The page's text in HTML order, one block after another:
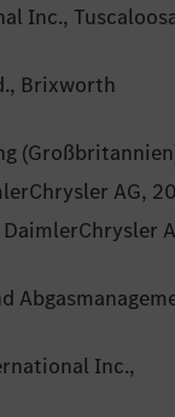
Inc.,
Brixworth
AG,
Inc.,